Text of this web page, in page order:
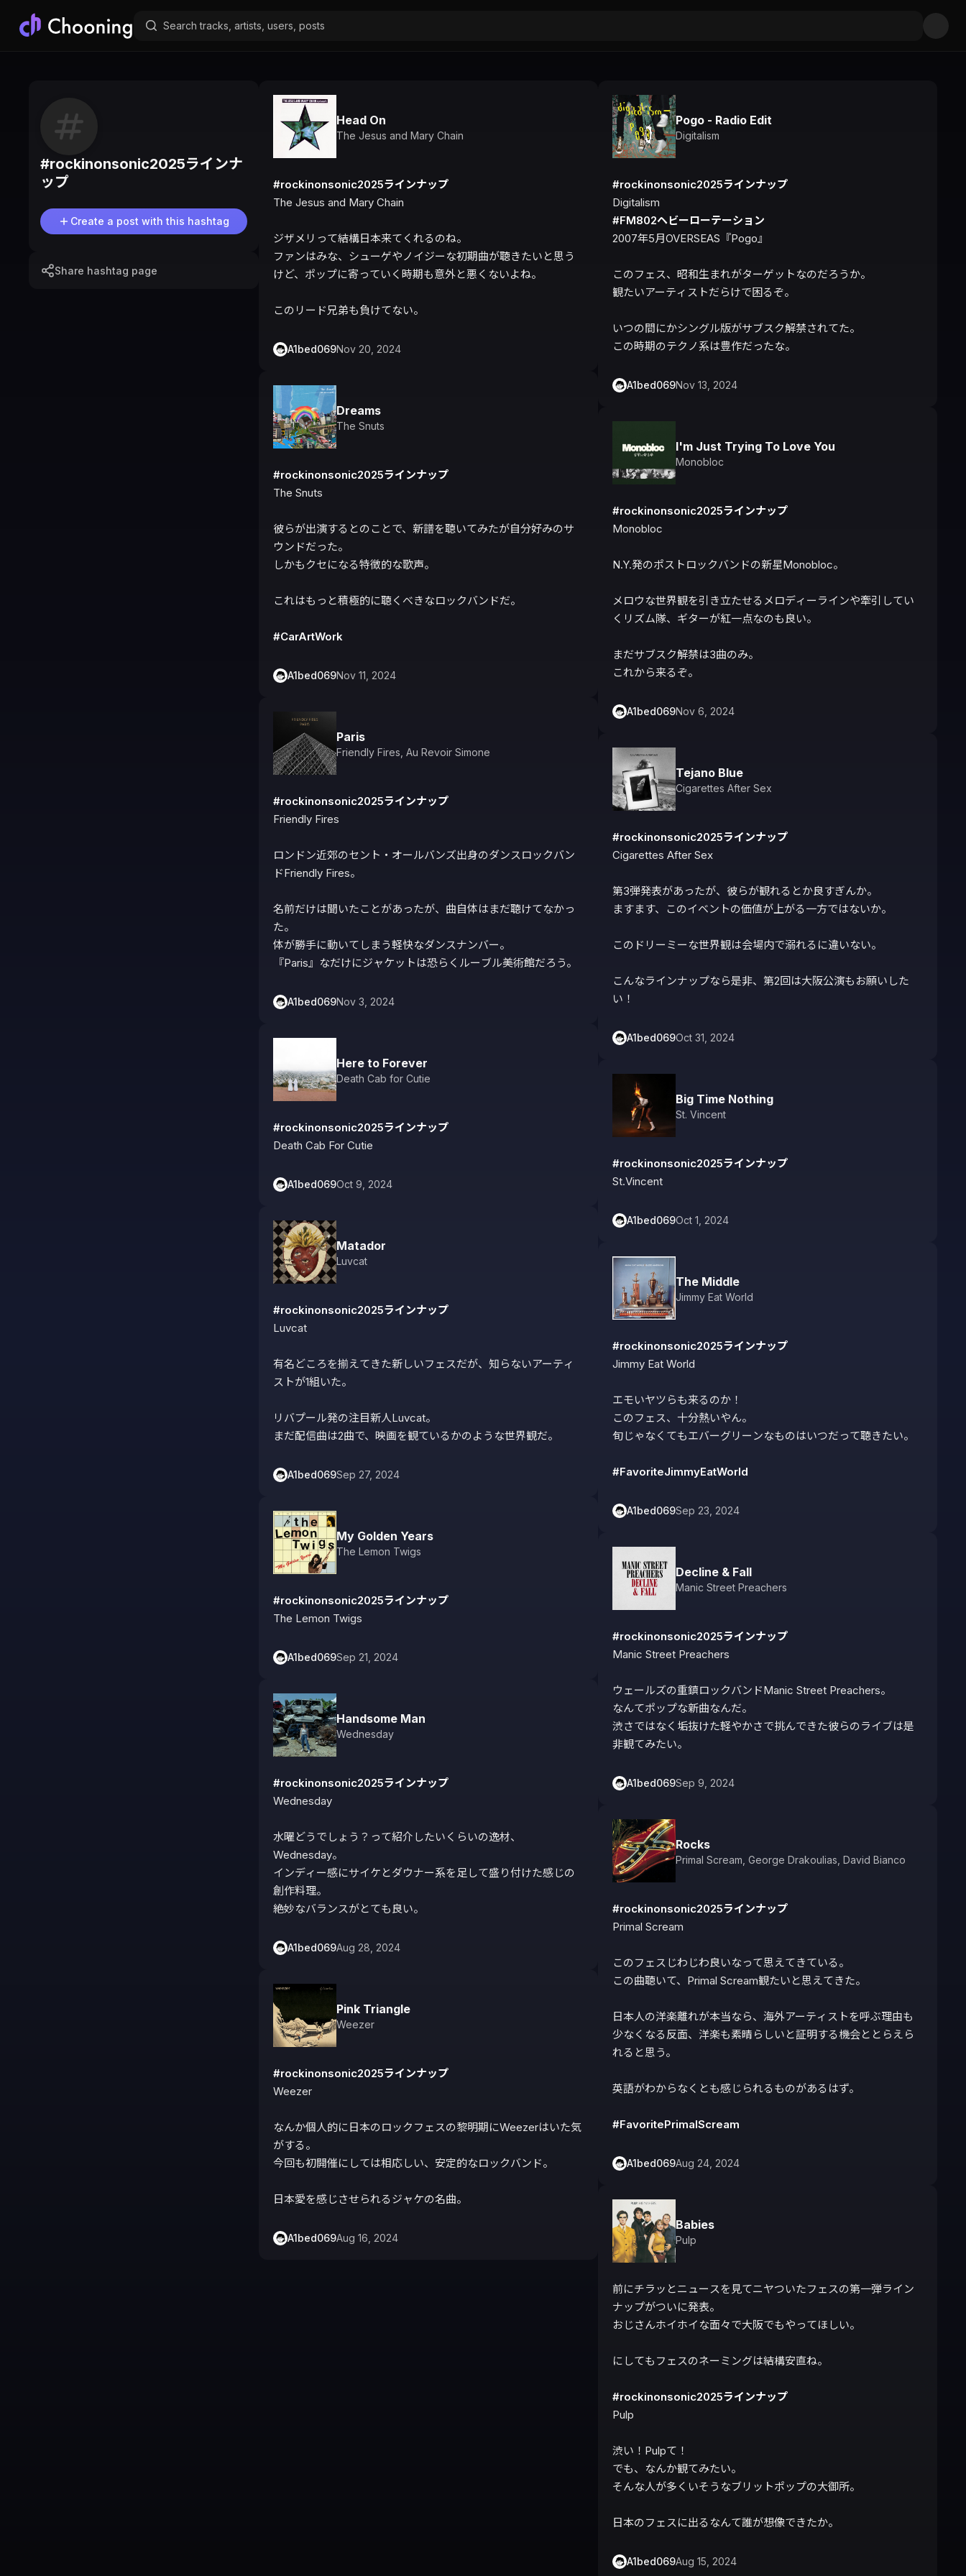
#rockinonsonic2025ラインナ
ップ
Create a post with this hashtag
Share hashtag page
Head On
The Jesus and Mary Chain
#rockinonsonic2025ラインナップ
The Jesus and Mary Chain
ジザメリって結構日本来てくれるのね。
ファンはみな、シューゲやノイジーな初期曲が聴きたいと思う
けど、ポップに寄っていく時期も意外と悪くないよね。
このリード兄弟も負けてない。
A1bed069Nov 20, 2024
Dreams
The Snuts
#rockinonsonic2025ラインナップ
The Snuts
彼らが出演するとのことで、新譜を聴いてみたが自分好みのサ
ウンドだった。
しかもクセになる特徴的な歌声。
これはもっと積極的に聴くべきなロックバンドだ。
#CarArtWork
A1bed069Nov 11, 2024
Paris
Friendly Fires Au Revoir Simone
#rockinonsonic2025ラインナップ
Friendly Fires
ロンドン近郊のセント・オールバンズ出身のダンスロックバン
ドFriendly Fires。
名前だけは聞いたことがあったが、曲自体はまだ聴けてなかっ
た。
体が勝手に動いてしまう軽快なダンスナンバー。
『Paris』なだけにジャケットは恐らくルーブル美術館だろう。
A1bed069Nov 3, 2024
Here to Forever
Death Cab for Cutie
#rockinonsonic2025ラインナップ
Death Cab For Cutie
A1bed069Oct 9, 2024
Matador
Luvcat
#rockinonsonic2025ラインナップ
Luvcat
有名どころを揃えてきた新しいフェスだが、知らないアーティ
ストが1組いた。
リバプール発の注目新人Luvcat。
まだ配信曲は2曲で、映画を観ているかのような世界観だ。
A1bed069Sep 27, 2024
My Golden Years
The Lemon Twigs
#rockinonsonic2025ラインナップ
The Lemon Twigs
A1bed069Sep 21, 2024
Handsome Man
Wednesday
#rockinonsonic2025ラインナップ
Wednesday
水曜どうでしょう？って紹介したいくらいの逸材、
Wednesday。
インディー感にサイケとダウナー系を足して盛り付けた感じの
創作料理。
絶妙なバランスがとても良い。
A1bed069Aug 28, 2024
Pink Triangle
Weezer
#rockinonsonic2025ラインナップ
Weezer
なんか個人的に日本のロックフェスの黎明期にWeezerはいた気
がする。
今回も初開催にしては相応しい、安定的なロックバンド。
日本愛を感じさせられるジャケの名曲。
A1bed069Aug 16, 2024
Pogo - Radio Edit
Digitalism
#rockinonsonic2025ラインナップ
#FM802ヘビーローテーション
2007年5月OVERSEAS『Pogo』
このフェス、昭和生まれがターゲットなのだろうか。
観たいアーティストだらけで困るぞ。
いつの間にかシングル版がサブスク解禁されてた。
この時期のテクノ系は豊作だったな。
A1bed069Nov 13, 2024
I'm Just Trying To Love You
Monobloc
#rockinonsonic2025ラインナップ
Monobloc
N.Y.発のポストロックバンドの新星Monobloc。
メロウな世界観を引き立たせるメロディーラインや牽引してい
くリズム隊、ギターが紅一点なのも良い。
まだサブスク解禁は3曲のみ。
これから来るぞ。
A1bed069Nov 6, 2024
Tejano Blue
Cigarettes After Sex
#rockinonsonic2025ラインナップ
Cigarettes After Sex
第3弾発表があったが、彼らが観れるとか良すぎんか。
ますます、このイベントの価値が上がる一方ではないか。
このドリーミーな世界観は会場内で溺れるに違いない。
こんなラインナップなら是非、第2回は大阪公演もお願いした
い！
A1bed069Oct 31, 2024
Big Time Nothing
St. Vincent
#rockinonsonic2025ラインナップ
St.Vincent
A1bed069Oct 1, 2024
The Middle
Jimmy Eat World
#rockinonsonic2025ラインナップ
Jimmy Eat World
エモいヤツらも来るのか！
このフェス、十分熱いやん。
旬じゃなくてもエバーグリーンなものはいつだって聴きたい。
#FavoriteJimmyEatWorld
A1bed069Sep 23, 2024
Decline & Fall
Manic Street Preachers
#rockinonsonic2025ラインナップ
Manic Street Preachers
ウェールズの重鎮ロックバンドManic Street Preachers。
なんてポップな新曲なんだ。
渋さではなく垢抜けた軽やかさで挑んできた彼らのライブは是
非観てみたい。
A1bed069Sep 9, 2024
Rocks
Primal Scream George Drakoulias David Bianco
#rockinonsonic2025ラインナップ
Primal Scream
このフェスじわじわ良いなって思えてきている。
この曲聴いて、Primal Scream観たいと思えてきた。
日本人の洋楽離れが本当なら、海外アーティストを呼ぶ理由も
少なくなる反面、洋楽も素晴らしいと証明する機会ととらえら
れると思う。
英語がわからなくとも感じられるものがあるはず。
#FavoritePrimalScream
A1bed069Aug 24, 2024
Babies
Pulp
前にチラッとニュースを見てニヤついたフェスの第一弾ライン
ナップがついに発表。
おじさんホイホイな面々で大阪でもやってほしい。
にしてもフェスのネーミングは結構安直ね。
#rockinonsonic2025ラインナップ
Pulp
渋い！Pulpて！
でも、なんか観てみたい。
そんな人が多くいそうなブリットポップの大御所。
日本のフェスに出るなんて誰が想像できたか。
A1bed069Aug 15, 2024